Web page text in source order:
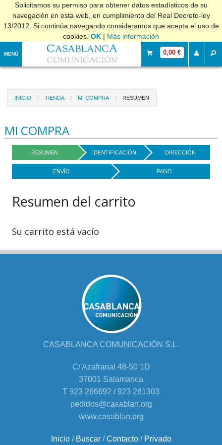
Solicitamos su permiso para obtener datos estadísticos de su
navegación en esta web, en cumplimiento del Real Decreto-ley
13/2012. Si continúa navegando consideramos que acepta el uso de
cookies. OK | Más información
MENÚ 0,00 €
INICIO TIENDA MI COMPRA RESUMEN
MI COMPRA
RESUMEN IDENTIFICACIÓN DIRECCIÓN
ENVÍO PAGO
Resumen del carrito
Su carrito está vacío
CASABLANCA COMUNICACIÓN S.L.
C/ Azafranal 48-50 1D
37001 Salamanca
T 923 266692 / 923 261303
pedidos@casablan.org
www.casablan.org
Inicio/ Buscar/Contacto/ Privado